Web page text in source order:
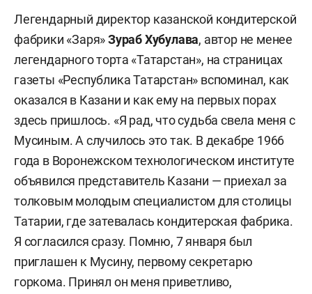
Легендарный директор казанской кондитерской
фабрики «Заря»Зураб Хубулава, автор не менее
легендарного торта «Татарстан», на страницах
газеты «Республика Татарстан» вспоминал, как
оказался в Казани и как ему на первых порах
здесь пришлось. «Я рад, что судьба свела меня с
Мусиным. А случилось это так. В декабре 1966
года в Воронежском технологическом институте
объявился представитель Казани — приехал за
толковым молодым специалистом для столицы
Татарии, где затевалась кондитерская фабрика.
Я согласился сразу. Помню, 7 января был
приглашен к Мусину, первому секретарю
горкома. Принял он меня приветливо,